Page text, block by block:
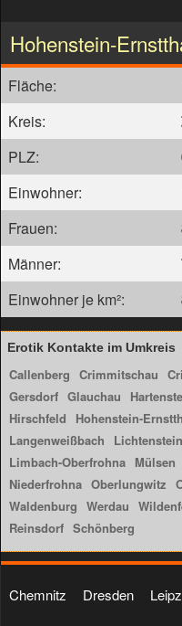
Hohenstein-
Fläche:
Kreis:
PLZ:
Einwohner:
Frauen:
Männer:
Einwohner je km²:
Erotik Kontakte im Umkreis
Callenberg Crimmitschau
Gersdorf Glauchau
Hirschfeld
Hohenstein-
Langenweißbach
Limbach-Oberfrohna Mülsen
Niederfrohna Oberlungwitz
Waldenburg Werdau
Reinsdorf Schönberg
Chemnitz Dresden